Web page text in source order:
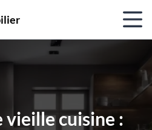
vieille cuisine :